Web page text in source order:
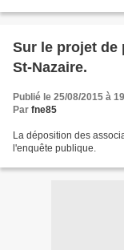
Sur le projet de
St-Nazaire.
Publié le 25/08/2015 à
Par fne85
La déposition des
l'enquête publique.